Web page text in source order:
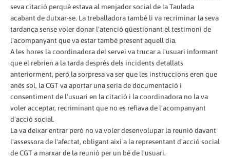
seva citació perquè estava al menjador social de la Taulada
acabant de dutxar-se. La treballadora també li va recriminar la seva
tardança sense voler donar l'atenció qüestionant el testimoni de
l'acompanyant que va estar també present aquell dia.
A les hores la coordinadora del servei va trucar a l'usuari informant
que el rebrien a la tarda després dels incidents detallats
anteriorment, però la sorpresa va ser que les instruccions eren que
anés sol, la CGT va aportar una seria de documentació i
consentiment de l'usuari en la citació i la coordinadora no la va
voler acceptar, recriminant que no es refiava de l'acompanyant
d'acció social.
La va deixar entrar però no va voler desenvolupar la reunió davant
l'assessora de l'afectat, obligant així a la representant d'acció social
de CGT a marxar de la reunió per un bé de l'usuari.